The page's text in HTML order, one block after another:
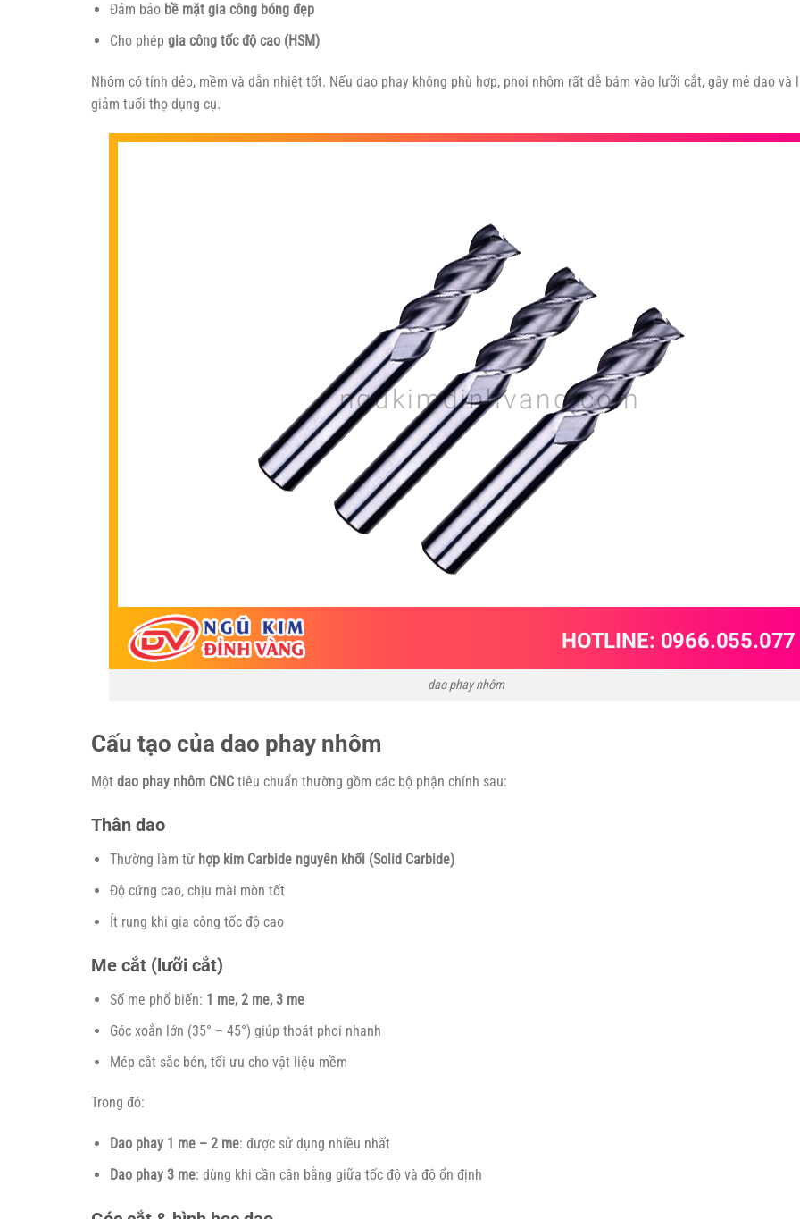
Đảm bảo bề mặt gia công bóng đẹp
Cho phép gia công tốc độ cao (HSM)
Nhôm có tính dẻo, mềm và dẫn nhiệt tốt. Nếu dao phay không phù hợp, phoi nhôm rất dễ bám vào lưỡi cắt, gây mẻ dao và
giảm tuổi thọ dụng cụ.
dao phay nhôm
Cấu tạo của dao phay nhôm
Một dao phay nhôm CNC tiêu chuẩn thường gồm các bộ phận chính sau:
Thân dao
Thường làm từ hợp kim Carbide nguyên khối (Solid Carbide)
Độ cứng cao, chịu mài mòn tốt
Ít rung khi gia công tốc độ cao
Me cắt (lưỡi cắt)
Số me phổ biến: 1 me, 2 me, 3 me
Góc xoắn lớn (35° – 45°) giúp thoát phoi nhanh
Mép cắt sắc bén, tối ưu cho vật liệu mềm
Trong đó:
Dao phay 1 me – 2 me: được sử dụng nhiều nhất
Dao phay 3 me: dùng khi cần cân bằng giữa tốc độ và độ ổn định